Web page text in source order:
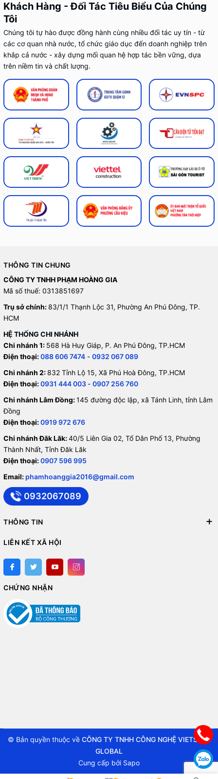
Khách Hàng - Đối Tác Tiêu Biểu Của Chúng
Tôi
Chúng tôi tự hào được đồng hành cùng nhiều đối tác uy tín - từ
các cơ quan nhà nước, tổ chức giáo dục đến doanh nghiệp trên
khắp cả nước - xây dựng mối quan hệ hợp tác bền vững, dựa
trên niềm tin và chất lượng.
THÔNG TIN CHUNG
CÔNG TY TNHH PHẠM HOÀNG GIA
Mã số thuế: 0313851697
Trụ sở chính: 83/1/1 Thạnh Lộc 31, Phường An Phú Đông, TP.
HCM
HỆ THỐNG CHI NHÁNH
Chi nhánh 1: 568 Hà Huy Giáp, P. An Phú Đông, TP.HCM
Điện thoại:088 606 7474 - 0932 067 089
Chi nhánh 2: 832 Tỉnh Lộ 15, Xã Phú Hoà Đông, TP.HCM
Điện thoại:0931 444 003 - 0907 256 760
Chi nhánh Lâm Đồng:145 đường độc lập, xã Tánh Linh, tỉnh Lâm
Đồng
Điện thoại:0919 972 676
Chi nhánh Đăk Lăk:40/5 Liên Gia 02, Tổ Dân Phố 13, Phường
Thành Nhất, Tỉnh Đăk Lăk
Điện thoại:0907 596 995
Email: phamhoanggia2016@gmail.com
0932067089
THÔNG TIN
LIÊN KẾT XÃ HỘI
CHỨNG NHẬN
© Bản quyền thuộc về CÔNG TY TNHH CÔNG NGHỆ VIETSTAR
GLOBAL
Cung cấp bởi Sapo